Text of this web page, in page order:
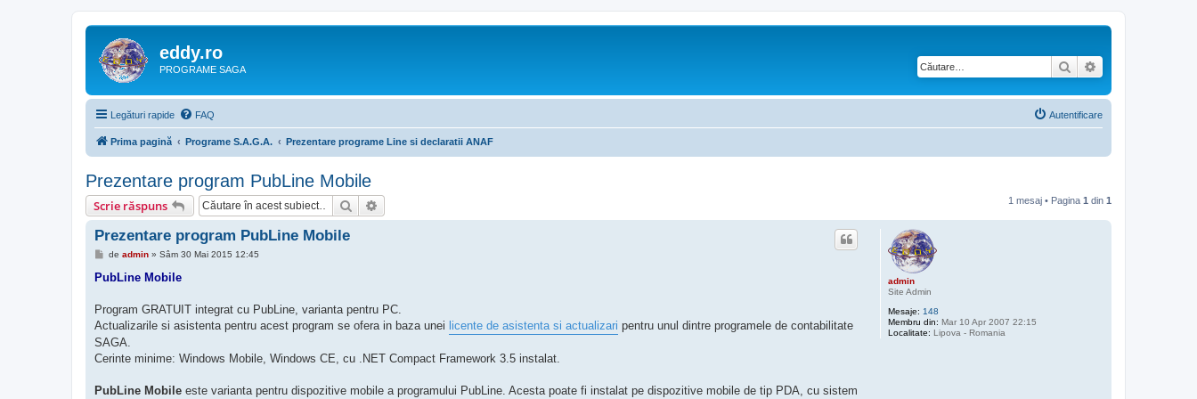
eddy.ro
PROGRAME SAGA Căutare
Legături rapide FAQ Autentificare
Prima pagină Programe S.A.G.A. Prezentare programe Line si declaratii ANAF
Prezentare program PubLine Mobile
Scrie răspuns Căutare 1 mesaj • Pagina 1 din 1
admin
Site Admin
Mesaje: 148
Membru din: Mar 10 Apr 2007 22:15
Localitate: Lipova - Romania
Prezentare program PubLine Mobile
M
s
de admin» Sâm 30 Mai 2015 12:45
PubLine Mobile
Program GRATUIT integrat cu PubLine, varianta pentru PC.
Actualizarile si asistenta pentru acest program se ofera in baza unei licente de asistenta si actualizari pentru unul dintre programele de contabilitate
SAGA.
Cerinte minime: Windows Mobile, Windows CE, cu .NET Compact Framework 3.5 instalat.
PubLine Mobile este varianta pentru dispozitive mobile a programului PubLine. Acesta poate fi instalat pe dispozitive mobile de tip PDA, cu sistem